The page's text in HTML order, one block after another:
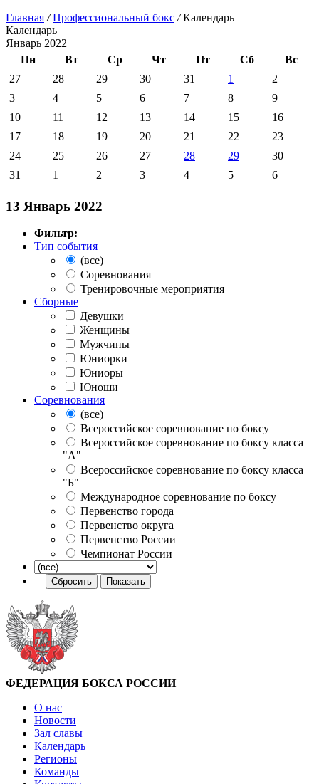
Главная / Профессиональный бокс /Календарь
Календарь
Январь 2022
Пн
Вт Ср Чт Пт Сб
Вс
27
28 29 30 31 1
2
3
4 5 6 7 8
9
10
11 12 13 14 15
16
17
18 19 20 21 22
23
24
25 26 27 28 29
30
31
1 2 3 4 5 6
13 Январь 2022
Фильтр:
Тип события
(все)
Соревнования
Тренировочные мероприятия
Сборные
Девушки
Женщины
Мужчины
Юниорки
Юниоры
Юноши
Соревнования
(все)
Всероссийское соревнование по боксу
Всероссийское соревнование по боксу класса
"А"
Всероссийское соревнование по боксу класса
"Б"
Международное соревнование по боксу
Первенство города
Первенство округа
Первенство России
Чемпионат России
ФЕДЕРАЦИЯ БОКСА РОССИИ
О нас
Новости
Зал славы
Календарь
Регионы
Команды